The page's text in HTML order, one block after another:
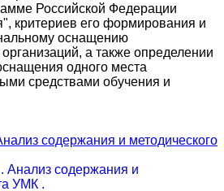
Российской Федерации
критериев его формирования и
оснащению
а также определении
одного места
средствами обучения и
содержания и методического